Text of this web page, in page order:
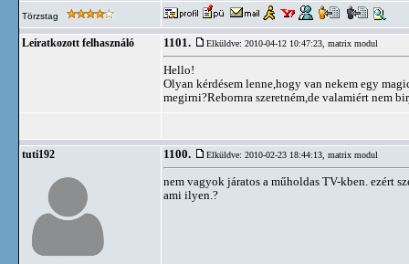
Törzstag
Leíratkozott felhasználó 1101. Elküldve: 2010-04-12 10:47:23, matrix modul
Hello!
Olyan kérdésem lenne,hogy van nekem egy
megirni?Rebornra szeretném,de valamiért nem
tuti192 1100. Elküldve: 2010-02-23 18:44:13, matrix modul
nem vagyok járatos a műholdas TV-kben. ezért
ami ilyen.?